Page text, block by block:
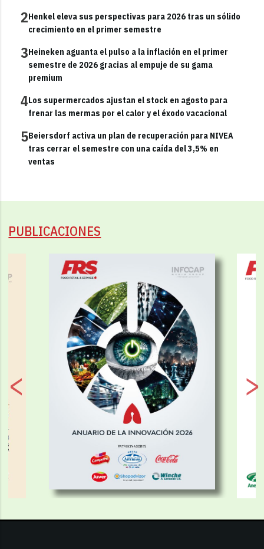
2Henkel eleva sus perspectivas para 2026 tras un sólido
crecimiento en el primer semestre
3Heineken aguanta el pulso a la inflación en el primer
semestre de 2026 gracias al empuje de su gama
premium
4Los supermercados ajustan el stock en agosto para
frenar las mermas por el calor y el éxodo vacacional
5Beiersdorf activa un plan de recuperación para NIVEA
tras cerrar el semestre con una caída del 3,5% en
ventas
PUBLICACIONES